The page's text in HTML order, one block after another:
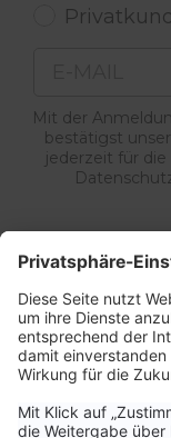
Mit der
bestätigst
jederzeit für